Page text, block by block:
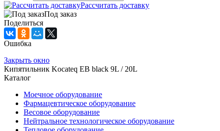
Рассчитать доставку
Под заказ
Поделиться
Ошибка
Закрыть окно
Кипятильник Kocateq EB black 9L / 20L
Каталог
Моечное оборудование
Фармацевтическое оборудование
Весовое оборудование
Нейтральное технологическое оборудование